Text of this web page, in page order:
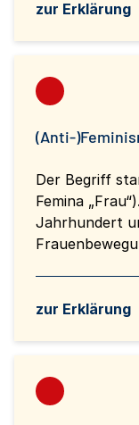
zur Erklärung
(Anti-
Der Begriff
Femina
Jahrhundert
zur Erklärung